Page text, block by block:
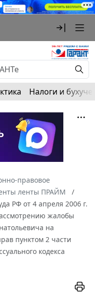
Налоги и
правовое
ленты ПРАЙМ
РФ от 4 апреля 2006 г.
жалобы
на
пунктом 2 части
кодекса